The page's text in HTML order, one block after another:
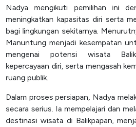
Laporan Keuangan
Nadya mengikuti pemilihan ini
meningkatkan kapasitas diri serta
bagi lingkungan sekitarnya.
Manuntung menjadi kesempatan
mengenai potensi wisata
kepercayaan diri, serta mengasah
ruang publik.
Dalam proses persiapan, Nadya
secara serius. Ia mempelajari dan
destinasi wisata di Balikpapan,